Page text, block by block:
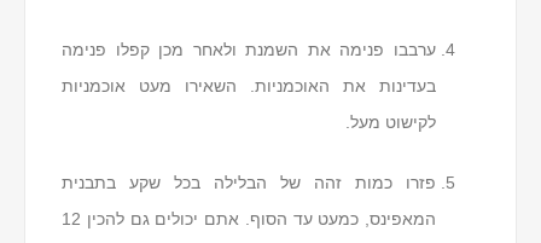
ערבבו פנימה את השמנת ולאחר מכן קפלו פנימה
בעדינות את האוכמניות. השאירו מעט אוכמניות
לקישוט מעל.
פזרו כמות זהה של הבלילה בכל שקע בתבנית
המאפינס, כמעט עד הסוף. אתם יכולים גם להכין 12